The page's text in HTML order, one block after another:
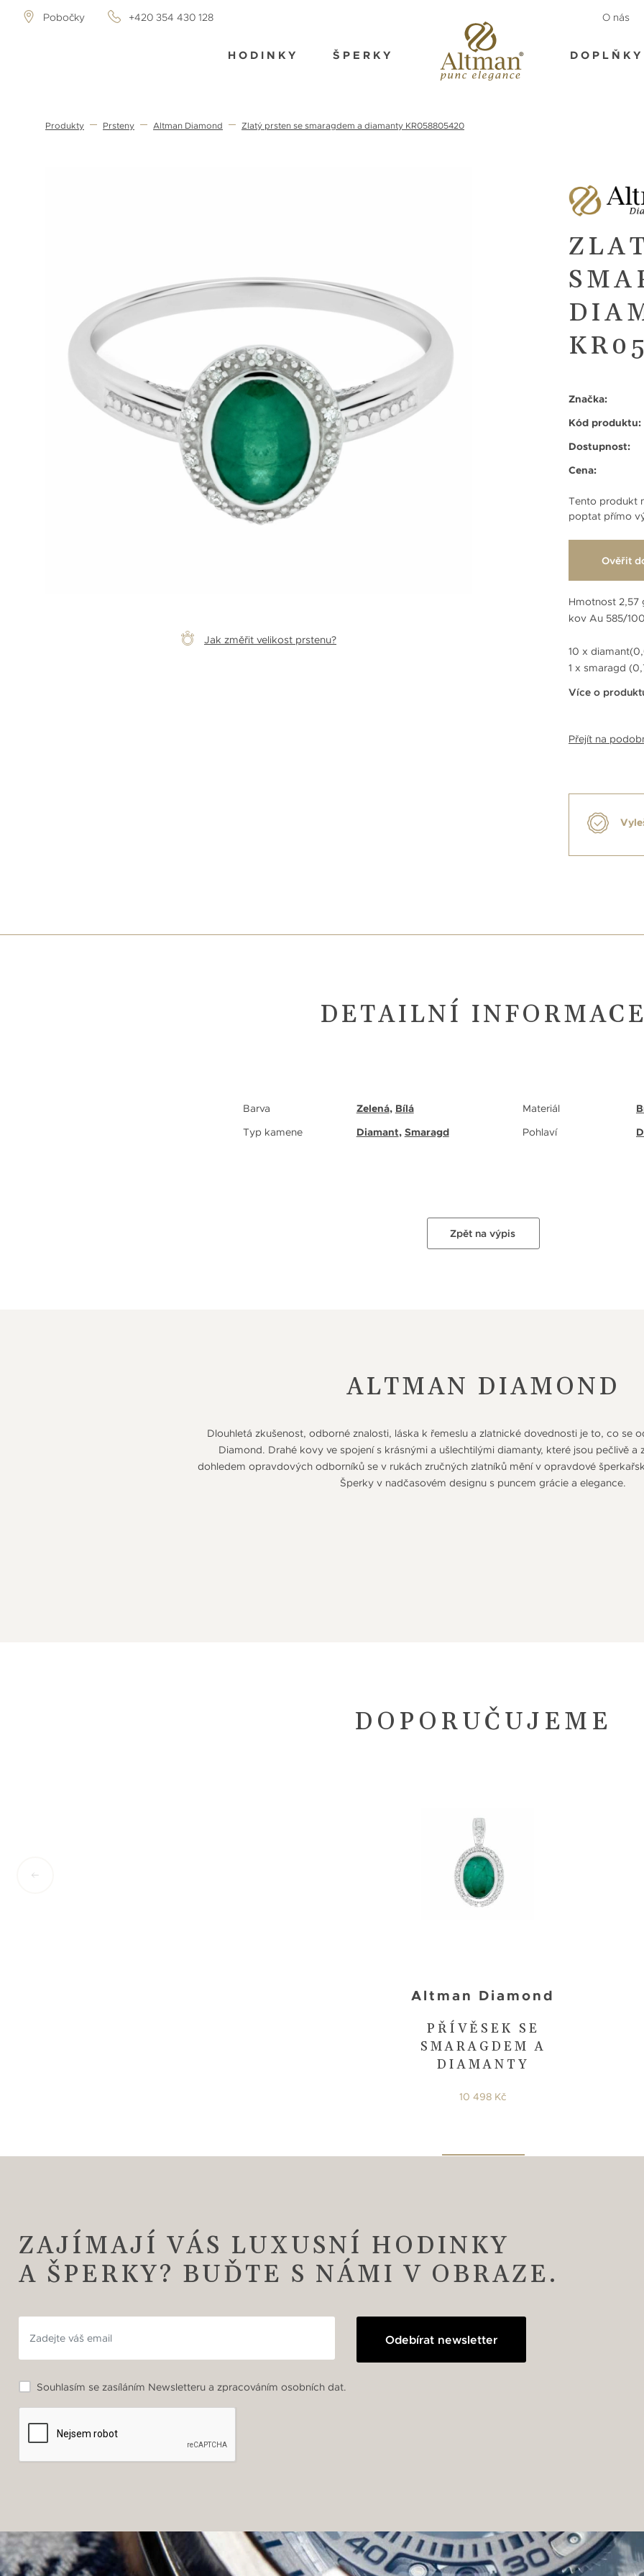
Pobočky +420 354 430 128 O nás
HODINKY ŠPERKY DOPLŇKY
Produkty Prsteny Altman Diamond Zlatý prsten se smaragdem a diamanty KR058805420
Jak změřit velikost prstenu?
Značka:
Kód produktu:
Dostupnost:
Cena:
Tento produkt
poptat přímo
Ověřit
Hmotnost 2,57
kov Au 585/
10 x
1 x smaragd
Více o
Přejít na
DETAILNÍ INFORMACE
Barva Zelená, Bílá
Typ kamene
Diamant, Smaragd
Materiál
Pohlaví
Zpět na výpis
ALTMAN DIAMOND
Dlouhletá zkušenost, odborné znalosti, láska k řemeslu a zlatnické dovednosti je to, co se
Diamond. Drahé kovy ve spojení s krásnými a ušlechtilými diamanty, které jsou pečlivě a
dohledem opravdových odborníků se v rukách zručných zlatníků mění v opravdové
Šperky v nadčasovém designu s puncem grácie a elegance.
DOPORUČUJEME
PŘÍVĚSEK SE
SMARAGDEM A
DIAMANTY
Altman Diamond
10 498 Kč
ZAJÍMAJÍ VÁS LUXUSNÍ HODINKY
A ŠPERKY? BUĎTE S NÁMI V OBRAZE.
Odebírat newsletter
Souhlasím se zasíláním Newsletteru a zpracováním osobních dat.